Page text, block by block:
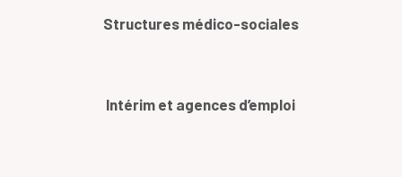
Structures médico-sociales
Intérim et agences d’emploi